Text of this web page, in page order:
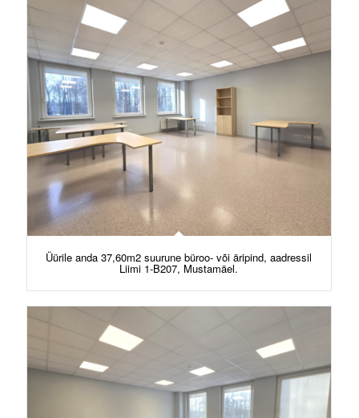
Üürile anda 37,60m2 suurune büroo- või äripind, aadressil
Liimi 1-B207, Mustamäel.